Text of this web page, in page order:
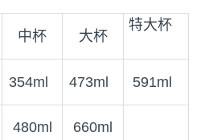
中杯 大杯
特大杯
354ml 473ml 591ml
480ml
660ml